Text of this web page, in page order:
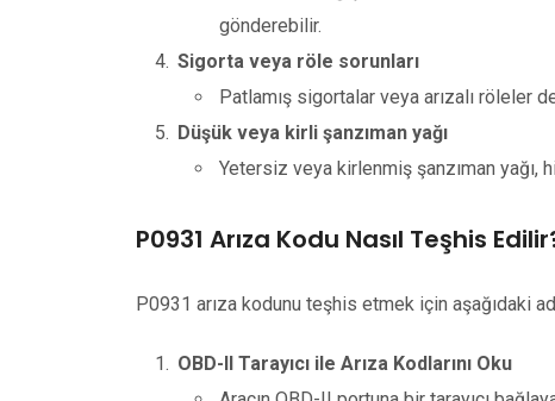
gönderebilir.
Sigorta veya röle sorunları
Patlamış sigortalar veya arızalı röleler
Düşük veya kirli şanzıman yağı
Yetersiz veya kirlenmiş şanzıman yağı,
P0931 Arıza Kodu Nasıl Teşhis
P0931 arıza kodunu teşhis etmek için aşağıdaki
OBD-II Tarayıcı ile Arıza Kodlarını Oku